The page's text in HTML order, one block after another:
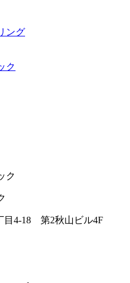
ング
目4-18 第2秋山ビル4F